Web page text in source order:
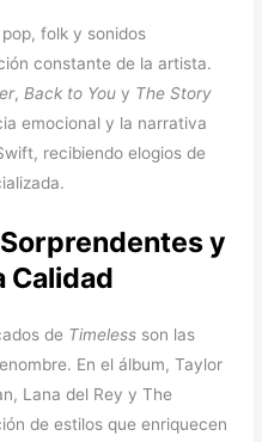
folk y sonidos
constante de la artista.
, Back to You y The Story
emocional y la narrativa
recibiendo elogios de
y
Calidad
de Timeless son las
En el álbum, Taylor
Lana del Rey y The
de estilos que enriquecen